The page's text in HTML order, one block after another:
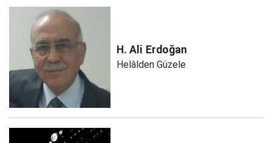
H. Ali Erdoğan
Helâlden Güzele